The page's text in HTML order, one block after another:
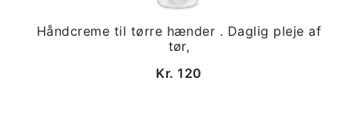
Håndcreme til tørre hænder . Daglig pleje af
tør,
Kr. 120